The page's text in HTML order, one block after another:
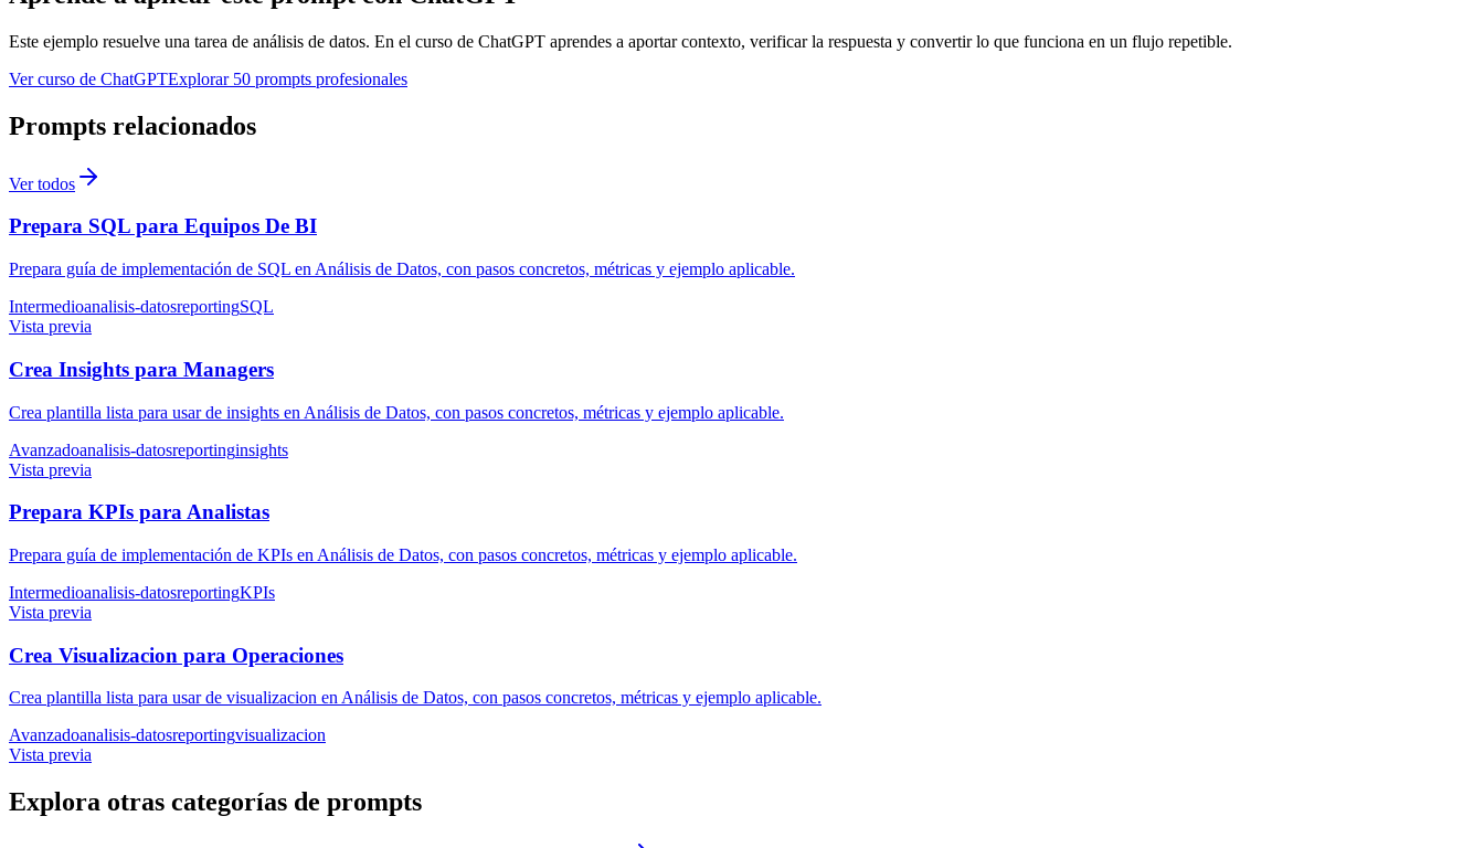
Este ejemplo resuelve una tarea de análisis de datos. En el curso de ChatGPT aprendes a aportar contexto, verificar la respuesta y convertir lo que funciona en un flujo repetible.
Ver curso de ChatGPTExplorar 50 prompts profesionales
Prompts relacionados
Ver todos
Prepara SQL para Equipos De BI
Prepara guía de implementación de SQL en Análisis de Datos, con pasos concretos, métricas y ejemplo aplicable.
Intermedioanalisis-datosreportingSQL
Vista previa
Crea Insights para Managers
Crea plantilla lista para usar de insights en Análisis de Datos, con pasos concretos, métricas y ejemplo aplicable.
Avanzadoanalisis-datosreportinginsights
Vista previa
Prepara KPIs para Analistas
Prepara guía de implementación de KPIs en Análisis de Datos, con pasos concretos, métricas y ejemplo aplicable.
Intermedioanalisis-datosreportingKPIs
Vista previa
Crea Visualizacion para Operaciones
Crea plantilla lista para usar de visualizacion en Análisis de Datos, con pasos concretos, métricas y ejemplo aplicable.
Avanzadoanalisis-datosreportingvisualizacion
Vista previa
Explora otras categorías de prompts